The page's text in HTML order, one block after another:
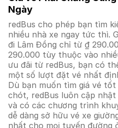
Ngày
redBus cho phép bạn tìm
nhiều nhà xe ngay tức thì.
đi Lâm Đồng chỉ từ ₫
290.000 tùy thuộc vào
ưu đãi từ redBus, bạn có
một số lượt đặt vé nhất
Dù bạn muốn tìm giá vé
chót, redBus luôn cập
và có các chương trình
dễ dàng sở hữu vé xe
nhất cho mọi tuyến đường